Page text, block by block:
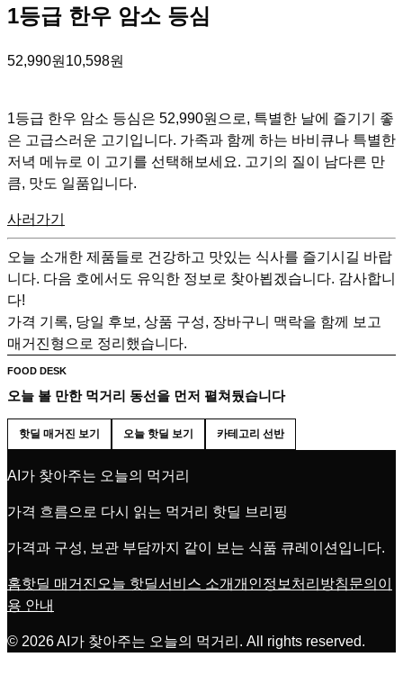
1등급 한우 암소 등심
52,990원 10,598원
1등급 한우 암소 등심은 52,990원으로, 특별한 날에 즐기기 좋
은 고급스러운 고기입니다. 가족과 함께 하는 바비큐나 특별한
저녁 메뉴로 이 고기를 선택해보세요. 고기의 질이 남다른 만
큼, 맛도 일품입니다.
사러가기
오늘 소개한 제품들로 건강하고 맛있는 식사를 즐기시길 바랍
니다. 다음 호에서도 유익한 정보로 찾아뵙겠습니다. 감사합니
다!
가격 기록, 당일 후보, 상품 구성, 장바구니 맥락을 함께 보고
매거진형으로 정리했습니다.
FOOD DESK
오늘 볼 만한 먹거리 동선을 먼저 펼쳐뒀습니다
핫딜 매거진 보기 오늘 핫딜 보기 카테고리 선반
AI가 찾아주는 오늘의 먹거리
가격 흐름으로 다시 읽는 먹거리 핫딜 브리핑
가격과 구성, 보관 부담까지 같이 보는 식품 큐레이션입니다.
홈핫딜 매거진 오늘 핫딜서비스 소개 개인정보처리방침문의 이
용 안내
© 2026AI가 찾아주는 오늘의 먹거리 . All rights reserved.